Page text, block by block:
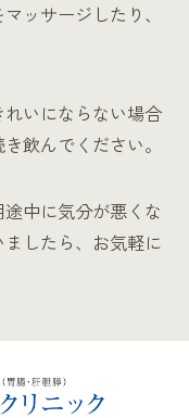
ッサージしたり、
いにならない場合
飲んでください。
中に気分が悪くな
したら、お気軽に